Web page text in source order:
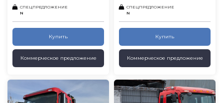
СПЕЦПРЕДЛОЖЕНИЕ
N
Купить
Коммерческое предложение
СПЕЦПРЕДЛОЖЕНИЕ
N
Купить
Коммерческое предложение